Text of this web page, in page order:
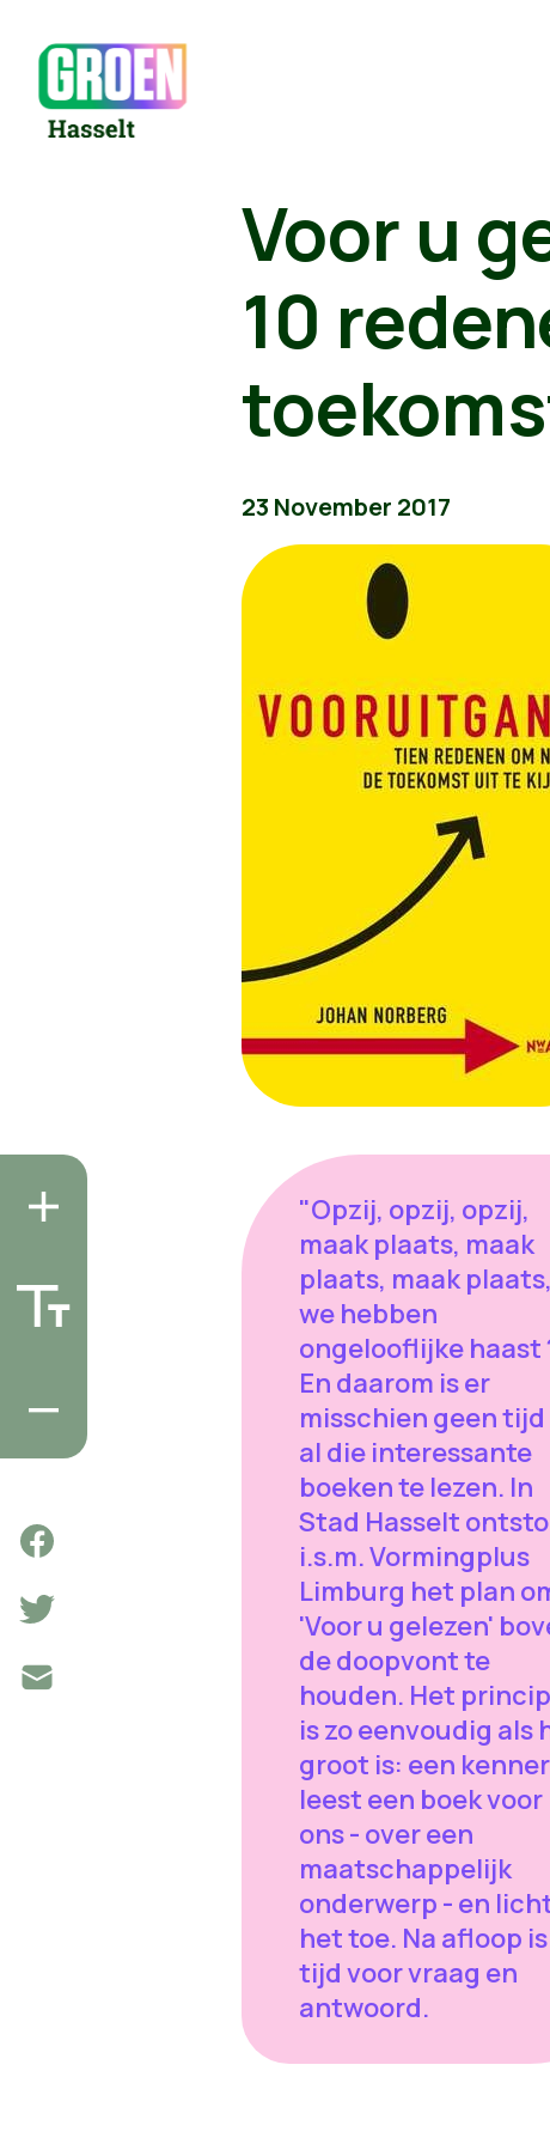
Voor u
10
23 November 2017
"Opzij, opzij, opzij,
maak plaats, maak
plaats, maak plaats,
we hebben
ongelooflijke haast
En daarom is er
misschien geen tijd
al die interessante
boeken te lezen. In
Stad Hasselt
i.s.m. Vormingplus
Limburg het plan
'Voor u gelezen'
de doopvont te
houden. Het
is zo eenvoudig als
groot is: een kenner
leest een boek voor
ons - over een
maatschappelijk
onderwerp - en
het toe. Na afloop
tijd voor vraag en
antwoord.